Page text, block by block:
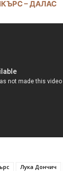
– ДАЛАС
Лука Дончич